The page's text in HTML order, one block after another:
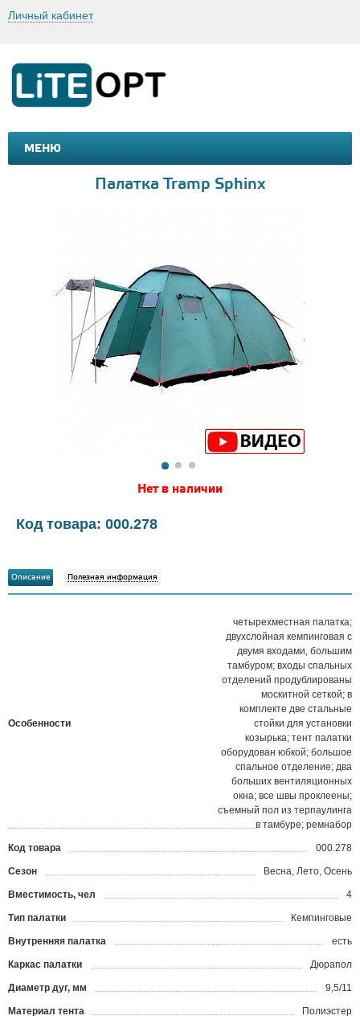
Личный кабинет
МЕНЮ
МАШИНКИ И МОТОЦИКЛЫ
Палатка Tramp Sphinx
Нет в наличии
Код товара: 000.278
Описание Полезная информация
Особенности
четырехместная палатка;
двухслойная кемпинговая с
двумя входами, большим
тамбуром; входы спальных
отделений продублированы
москитной сеткой; в
комплекте две стальные
стойки для установки
козырька; тент палатки
оборудован юбкой; большое
спальное отделение; два
больших вентиляционных
окна; все швы проклеены;
съемный пол из терпаулинга
в тамбуре; ремнабор
Код товара 000.278
Сезон Весна, Лето, Осень
Вместимость, чел 4
Тип палатки Кемпинговые
Внутренняя палатка есть
Каркас палатки Дюрапол
Диаметр дуг, мм 9,5/11
Материал тента Полиэстер